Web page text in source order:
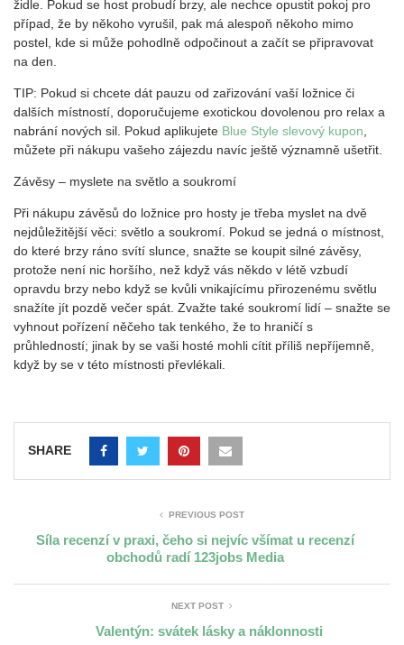
židle. Pokud se host probudí brzy, ale nechce opustit pokoj pro
případ, že by někoho vyrušil, pak má alespoň někoho mimo
postel, kde si může pohodlně odpočinout a začít se připravovat
na den.
TIP: Pokud si chcete dát pauzu od zařizování vaší ložnice či
dalších místností, doporučujeme exotickou dovolenou pro relax a
nabrání nových sil. Pokud aplikujete Blue Style slevový kupon
můžete při nákupu vašeho zájezdu navíc ještě významně ušetřit.
Závěsy – myslete na světlo a soukromí
Při nákupu závěsů do ložnice pro hosty je třeba myslet na dvě
nejdůležitější věci: světlo a soukromí. Pokud se jedná o místnost,
do které brzy ráno svítí slunce, snažte se koupit silné závěsy,
protože není nic horšího, než když vás někdo v létě vzbudí
opravdu brzy nebo když se kvůli vnikajícímu přirozenému světlu
snažíte jít pozdě večer spát. Zvažte také soukromí lidí – snažte se
vyhnout pořízení něčeho tak tenkého, že to hraničí s
průhledností; jinak by se vaši hosté mohli cítit příliš nepříjemně,
když by se v této místnosti převlékali.
SHARE
PREVIOUS POST
Síla recenzí v praxi, čeho si nejvíc všímat u recenzí
obchodů radí 123jobs Media
NEXT POST
Valentýn: svátek lásky a náklonnosti